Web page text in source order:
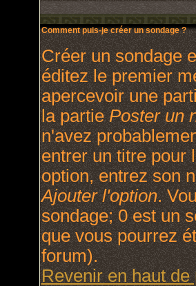
Comment puis-je créer un sondage ?
Créer un sondage
éditez le premier
apercevoir une
la partiePoster un
n'avez
entrer un titre pour
option, entrez son
Ajouter l'option.
sondage; 0 est un
que vous pourrez
forum).
Revenir en haut de